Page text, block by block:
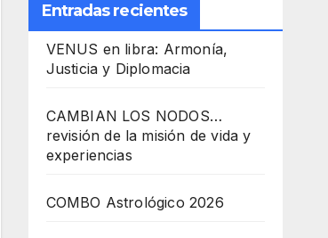
Entradas recientes
VENUS en libra: Armonía,
Justicia y Diplomacia
CAMBIAN LOS NODOS…
revisión de la misión de vida y
experiencias
COMBO Astrológico 2026